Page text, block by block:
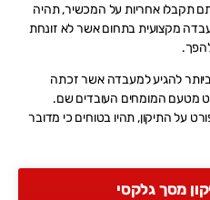
תקבלו אחריות על המכשיר, תהיה
מקצועית בתחום אשר לא זונחת
להגיע למעבדה אשר זכתה
מטעם המומחים העובדים שם.
על התיקון, תהיו בטוחים כי מדובר
מסך גלקסי